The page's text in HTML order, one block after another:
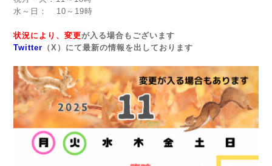
水～日： 10～19時
状況により、変更が入る場合もございます
Twitter （X）にて最新の情報を出しております